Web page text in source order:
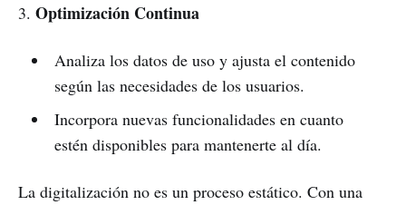
3. Optimización Continua
Analiza los datos de uso y ajusta el contenido
según las necesidades de los usuarios.
Incorpora nuevas funcionalidades en cuanto
estén disponibles para mantenerte al día.
La digitalización no es un proceso estático. Con una